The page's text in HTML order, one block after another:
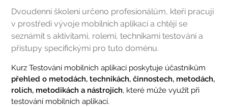
Dvoudenní školení určeno profesionálům, kteří pracují
v prostředí vývoje mobilních aplikací a chtějí se
seznámit s aktivitami, rolemi, technikami testování a
přístupy specifickými pro tuto doménu.
Kurz Testování mobilních aplikací poskytuje účastníkům
přehled o metodách, technikách, činnostech, metodách,
rolích, metodikách a nástrojích, které může využít při
testování mobilních aplikací.